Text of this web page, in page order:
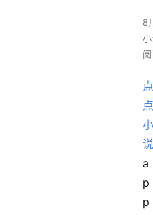
8
点
点
小
说
a
p
p